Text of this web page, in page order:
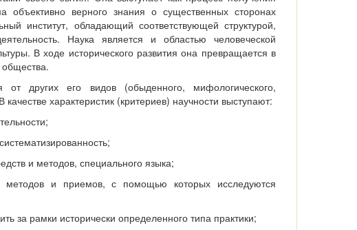
объективно верного знания о существенных сторонах
институт, обладающий соответствующей структурой,
Наука является и областью человеческой
В ходе исторического развития она превращается в
от других его видов (обыденного, мифологического,
характеристик (критериев) научности выступают:
и методов, специального языка;
методов и приемов, с помощью которых исследуются
за рамки исторически определенного типа практики;